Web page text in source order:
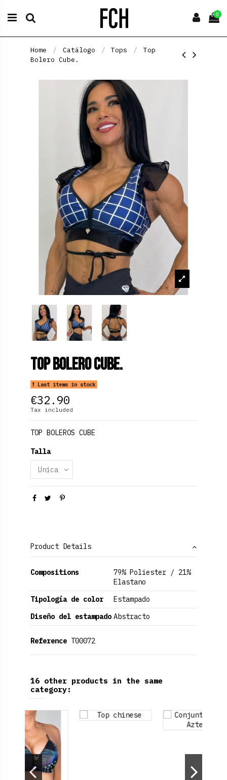
0
Home Catálogo Tops
Top
Bolero Cube.
Top Bolero Cube.
Last items in stock
€32.90
Tax included
TOP BOLEROS CUBE
Talla
Product Details
Compositions
79% Poliester / 21%
Elastano
Tipología de color
Estampado
Diseño del estampado Abstracto
Reference T00072
16 other products in the same
category: